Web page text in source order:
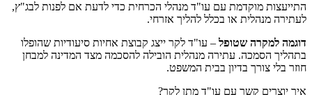
התייעצות מוקדמת עם עו"ד מנהלי הכרחית כדי לדעת אם לפנות לבג"ץ,
לעתירה מנהלית או בכלל להליך אזרחי.
דוגמה למקרה שטופל – עו"ד לקר ייצג קבוצת אחיות סיעודיות שהופלו
בתהליך הסמכה. עתירה מנהלית הובילה להסכמה מצד המדינה למבחן
חוזר בלי צורך בדיון בבית המשפט.
איך יוצרים קשר עם עו"ד מתן לקר?